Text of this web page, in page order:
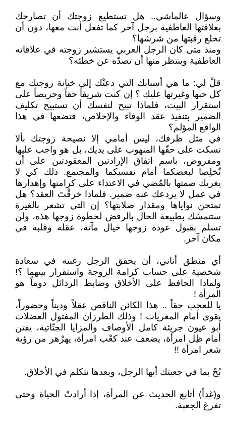
وسؤال عالماشي.. هل تستطيع زوجتك أن تصارحك
بعلاقتها العاطفية برجل آخر كما تفعل أنت معها، دون أن
تخلع رقبتها من شرشها؟
ومنذ متى كان الرجل العربي يستشير زوجته في علاقاته
العاطفية وينتظر منها أن تصدّه عن خطئه؟
قلْ لي: ما هي أسبابك التي دعتْك إلى خيانة زوجتك مع
كل حبها وغيرتها عليك ؟ إن كنت شريفاً حقاً وحريصاً على
استقرار البيت، فلماذا تبيح لنفسك أن تستبيح تكليف
الضمير بتنفيذ عقد الوفاء والإخلاص، فتضعها في هذا
الواقع المؤلم؟
في مثل ظرفك، ليس أمامي إلا نصيحة زوجتك بألا
تسكت على حقّها المنهوب على يديك، بل هو واجب عليها
ومفروض، باسم اتفاق الإرادتين المعقودتين على أن
تُخلِصا لبعضكما أمام نفسيكما والمجتمع. ذلك كي لا
يغريك صمتها بالمُضي في الاعتداء على كرامتها وإهدارها
في عمل لا يردعك عنه ضمير. فلماذا خرقْتَ العقد؟ هل
تمتحن نواياها ومقدار صلابتها؟ إن التي تشعر بالغيرة
ستتمسّك بطبيعة الحال بالرفض لخطوة زوجها هذه، ولن
تسلم بقبول عودة زوجها خيال مآتة، عقله وقلبه في
مكان آخر.
أي منطق أناني، أن يحقق الرجل رغبته في سعادة
شخصية على حساب كرامة الزوجة واستقرار بيتهما ؟!
ولماذا الحافظ على الأخلاق وضابط الرذائل دوماً هو
المرأة !
يا للعجب حقاً .. هذا الكائن الناقص عقلاً وديناً وحضوراً،
يقوى أمام المغريات ! وذلك الطرزان المفتول العضلات
أبو عيون جريئة كامل الأوصاف والمزايا الجنّاتية، يفتن
أمام ظِل امرأة، يضعف عند كعْب امرأة، يهرْهر من رؤية
شعر امرأة !!
بُحْ بما في جعبتك أيها الرجل، وبعدها نتكلم في الأخلاق.
و(غداً) أتابع الحديث عن المرأة، إذا أرادتْ الحياة وحتى
تفرغ الجعبة.